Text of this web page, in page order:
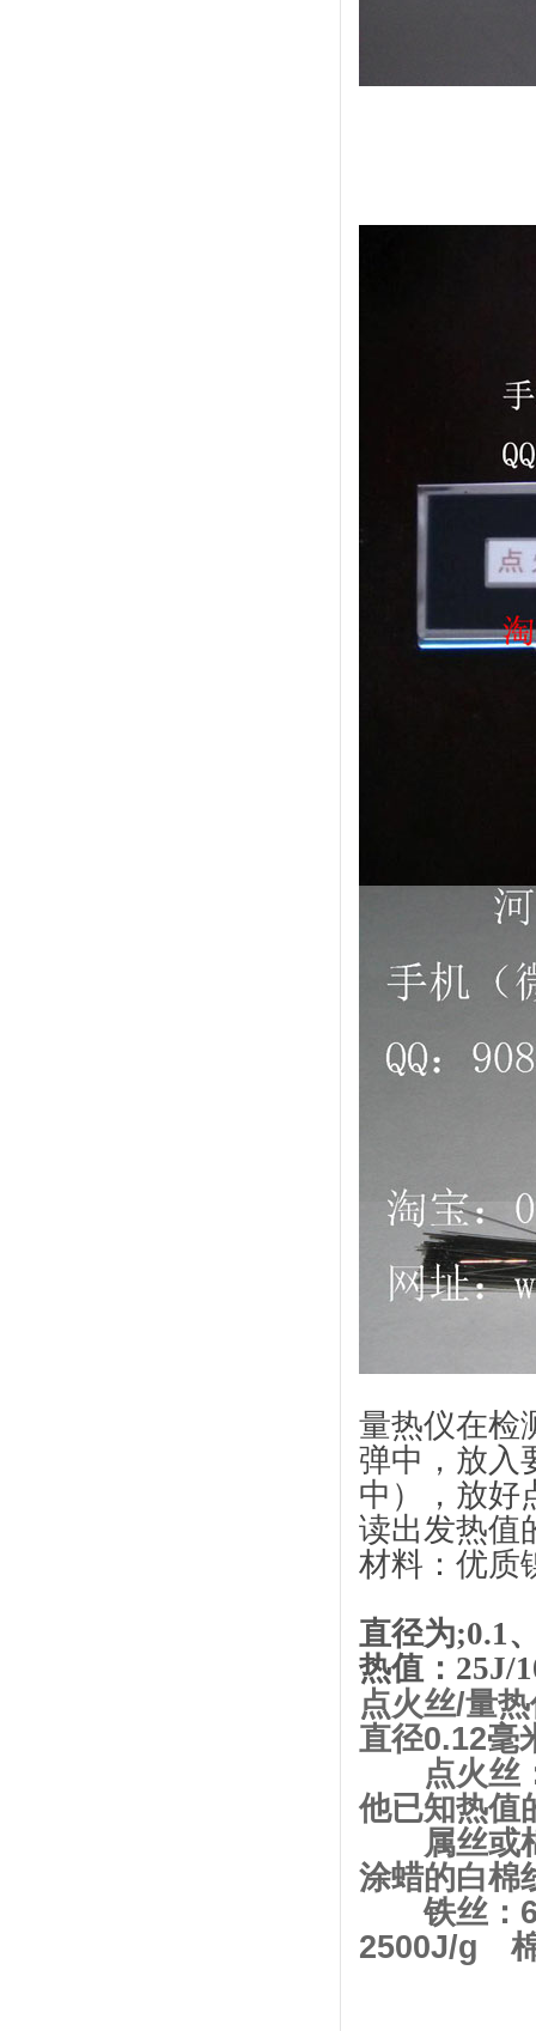
量热仪在检
弹中，放入
中），放好
读出发热值
材料：优质
直径为;0.1
热值：25J/
点火丝/量
直径0.12毫
点火丝：
他已知热值
属丝或棉
涂蜡的白棉
铁丝：
2500J/g